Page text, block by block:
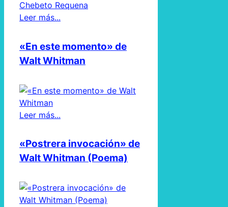
Leer más...
«En este momento» de
Walt Whitman
Leer más...
«Postrera invocación» de
Walt Whitman (Poema)